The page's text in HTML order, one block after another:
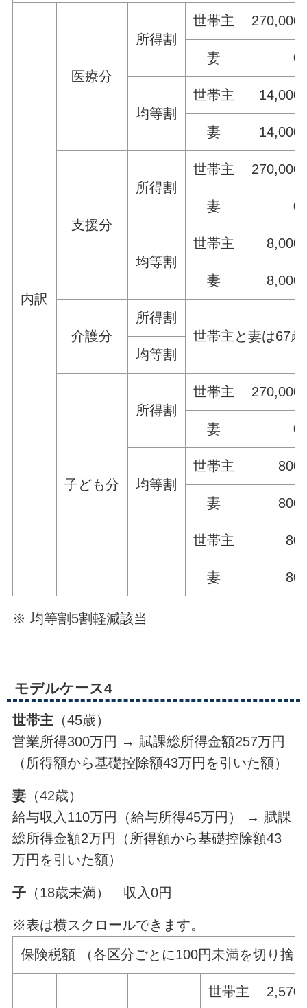
内訳
医療分
所得割
世帯主 270,000
妻 0
均等割
世帯主 14,000
妻 14,000
支援分
所得割
世帯主 270,000
妻 0
均等割
世帯主 8,000
妻 8,000
介護分
所得割
世帯主と妻は67
均等割
子ども分
所得割
世帯主 270,000
妻 0
均等割
世帯主 800
妻 800
世帯主 80
妻 80
※ 均等割5割軽減該当
モデルケース4
世帯主 （45歳）
営業所得300万円 → 賦課総所得金額257万円
（所得額から基礎控除額43万円を引いた額）
妻（42歳）
給与収入110万円（給与所得45万円） → 賦課
総所得金額2万円（所得額から基礎控除額43
万円を引いた額）
子（18歳未満） 収入0円
※表は横スクロールできます。
保険税額 （各区分ごとに100円未満を切り捨
世帯主